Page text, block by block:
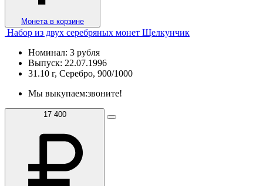
Монета в корзине
Набор из двух серебряных монет Щелкунчик
Номинал: 3 рубля
Выпуск: 22.07.1996
31.10 г, Серебро, 900/1000
Мы выкупаем:звоните!
17 400